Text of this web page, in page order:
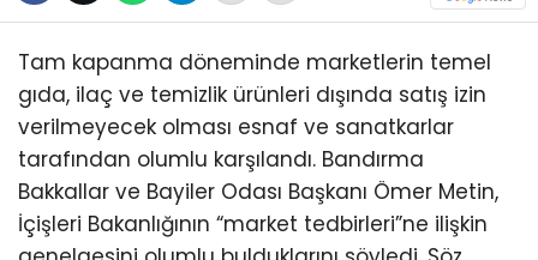
Tam kapanma döneminde marketlerin temel
gıda, ilaç ve temizlik ürünleri dışında satış izin
verilmeyecek olması esnaf ve sanatkarlar
tarafından olumlu karşılandı. Bandırma
Bakkallar ve Bayiler Odası Başkanı Ömer Metin,
İçişleri Bakanlığının “market tedbirleri”ne ilişkin